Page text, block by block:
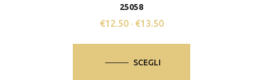
25058
€12.50 - €13.50Fascia
SCEGLI